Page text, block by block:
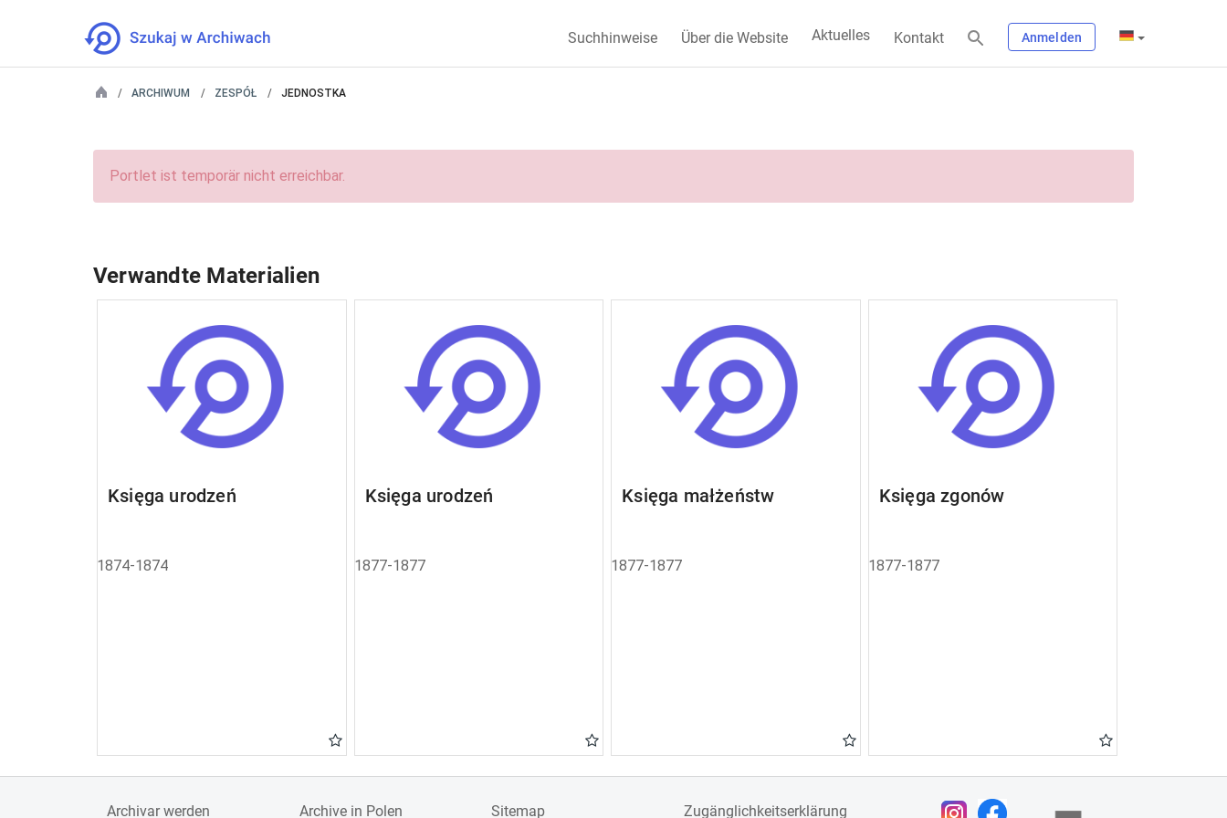
Suchhinweise Über die Website Aktuelles Kontakt Anmelden
ARCHIWUM ZESPÓŁ JEDNOSTKA
Portlet ist temporär nicht erreichbar.
Verwandte Materialien
Księga urodzeń
1874-1874
Księga urodzeń
1877-1877
Księga małżeństw
1877-1877
Księga zgonów
1877-1877
Archivar werden Archive in Polen Sitemap Zugänglichkeitserklärung